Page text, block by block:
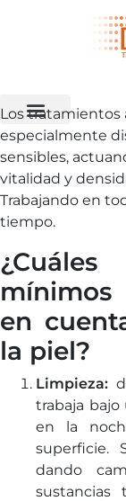
Los tratamientos
especialmente
sensibles,
vitalidad y
Trabajando en
tiempo.
en
la piel?
Limpieza:
trabaja
en la
superficie.
dando
sustancias